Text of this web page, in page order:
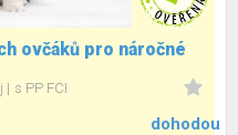
ovčáků pro náročné
s PP FCI
dohodou